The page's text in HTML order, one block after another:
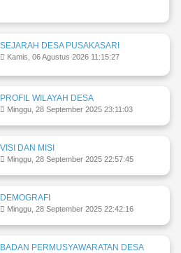
SEJARAH DESA PUSAKASARI
Kamis, 06 Agustus 2026 11:15:27
PROFIL WILAYAH DESA
Minggu, 28 September 2025 23:11:03
VISI DAN MISI
Minggu, 28 September 2025 22:57:45
DEMOGRAFI
Minggu, 28 September 2025 22:42:16
BADAN PERMUSYAWARATAN DESA